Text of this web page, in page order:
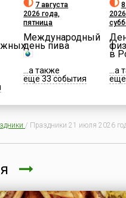
7 августа
2026 года,
пятница
Международный
день пива
...а также
еще 33 события
в
...а
еще
/ Праздники 21 июля 2026